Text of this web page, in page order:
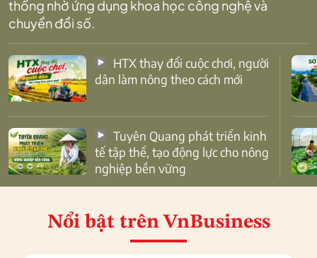
thống nhờ ứng dụng khoa học công nghệ và
chuyển đổi số.
dân làm nông theo cách mới
tế tập thể, tạo động lực cho nông
nghiệp bền vững
Nổi bật trên VnBusiness